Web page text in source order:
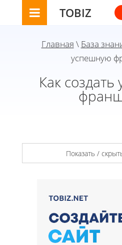
TOBIZ
Главная \ База
успешную
Как
Показать /